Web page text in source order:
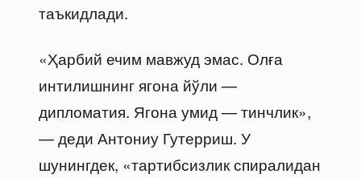
таъкидлади.
«Ҳарбий ечим мавжуд эмас. Олға
интилишнинг ягона йўли —
дипломатия. Ягона умид — тинчлик»,
— деди Антониу Гутерриш. У
шунингдек, «тартибсизлик спиралидан